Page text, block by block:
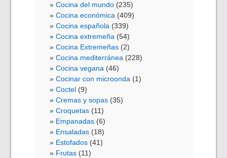
Cocina del mundo (235)
Cocina económica (409)
Cocina española (339)
Cocina extremeña (54)
Cocina Extremeñas (2)
Cocina mediterránea (228)
Cocina vegana (46)
Cocinar con microonda (1)
Coctel (9)
Cremas y sopas (35)
Croquetas (11)
Empanadas (6)
Ensaladas (18)
Estofados (41)
Frutas (11)